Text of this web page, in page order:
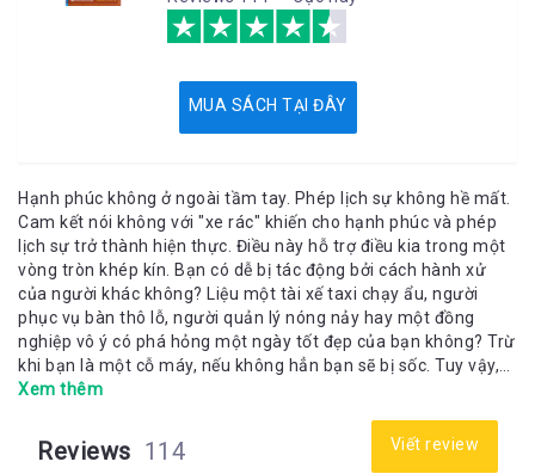
MUA SÁCH TẠI ĐÂY
Hạnh phúc không ở ngoài tầm tay. Phép lịch sự không hề mất.
Cam kết nói không với "xe rác" khiến cho hạnh phúc và phép
lịch sự trở thành hiện thực. Điều này hỗ trợ điều kia trong một
vòng tròn khép kín. Bạn có dễ bị tác động bởi cách hành xử
của người khác không? Liệu một tài xế taxi chạy ẩu, người
phục vụ bàn thô lỗ, người quản lý nóng nảy hay một đồng
nghiệp vô ý có phá hỏng một ngày tốt đẹp của bạn không? Trừ
khi bạn là một cỗ máy, nếu không hẳn bạn sẽ bị sốc. Tuy vậy,
khả năng thành công của bạn phụ thuộc vào việc bạn có biết
của mình và bỏ qua những rắc rối vụn vặt hay không. “Có
những người giống như “chiếc xe rác” vậy: họ chứa trong mình
Xem thêm
Reviews 114 Viết review